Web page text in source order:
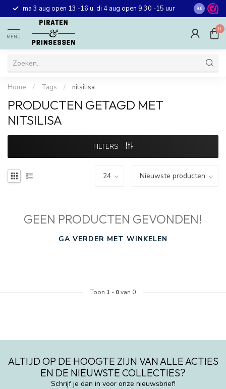
ma 3 aug open 13 -16 u, di 4 aug open 9.30 -15 uur Gratis
winkel in
9.6
MENU
0
Home / Tags / nitsilisa
PRODUCTEN GETAGD MET
NITSILISA
FILTERS
GEEN PRODUCTEN GEVONDEN!
GA VERDER MET WINKELEN
Toon 1 - 0van 0
ALTIJD OP DE HOOGTE ZIJN VAN ALLE ACTIES
EN DE NIEUWSTE COLLECTIES?
Schrijf je dan in voor onze nieuwsbrief!